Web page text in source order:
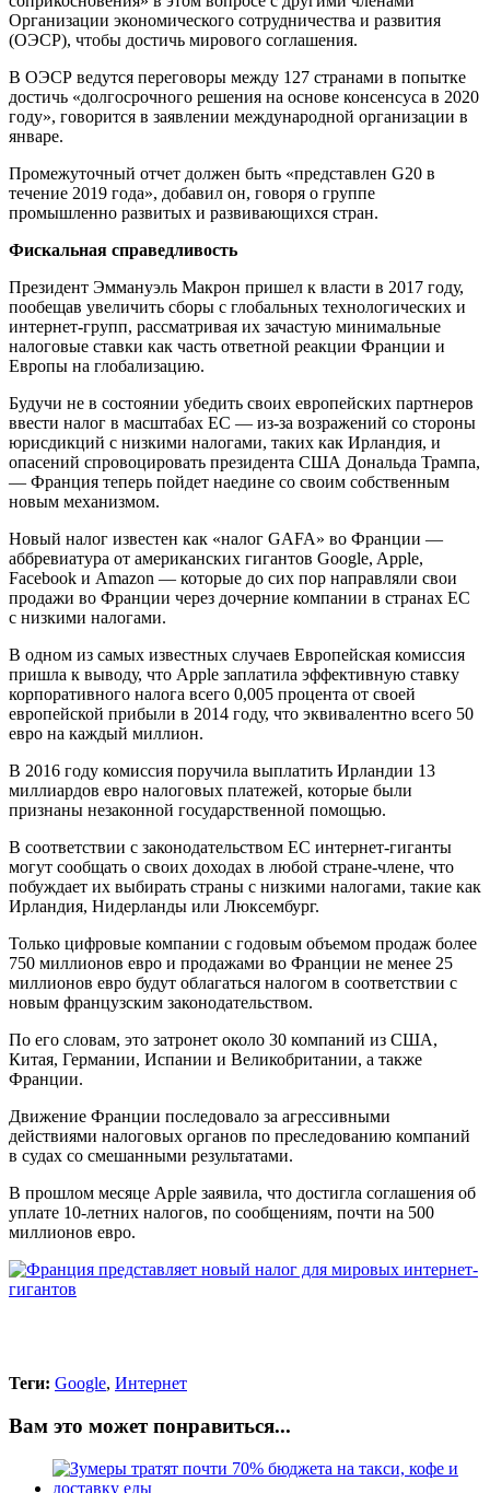
Организации экономического сотрудничества и развития
(ОЭСР), чтобы достичь мирового соглашения.
В ОЭСР ведутся переговоры между 127 странами в попытке
достичь «долгосрочного решения на основе консенсуса в 2020
году», говорится в заявлении международной организации в
январе.
Промежуточный отчет должен быть «представлен G20 в
течение 2019 года», добавил он, говоря о группе
промышленно развитых и развивающихся стран.
Фискальная справедливость
Президент Эммануэль Макрон пришел к власти в 2017 году,
пообещав увеличить сборы с глобальных технологических и
интернет-групп, рассматривая их зачастую минимальные
налоговые ставки как часть ответной реакции Франции и
Европы на глобализацию.
Будучи не в состоянии убедить своих европейских партнеров
ввести налог в масштабах ЕС — из-за возражений со стороны
юрисдикций с низкими налогами, таких как Ирландия, и
опасений спровоцировать президента США Дональда Трампа,
— Франция теперь пойдет наедине со своим собственным
новым механизмом.
Новый налог известен как «налог GAFA» во Франции —
аббревиатура от американских гигантов Google, Apple,
Facebook и Amazon — которые до сих пор направляли свои
продажи во Франции через дочерние компании в странах ЕС
с низкими налогами.
В одном из самых известных случаев Европейская комиссия
пришла к выводу, что Apple заплатила эффективную ставку
корпоративного налога всего 0,005 процента от своей
европейской прибыли в 2014 году, что эквивалентно всего 50
евро на каждый миллион.
В 2016 году комиссия поручила выплатить Ирландии 13
миллиардов евро налоговых платежей, которые были
признаны незаконной государственной помощью.
В соответствии с законодательством ЕС интернет-гиганты
могут сообщать о своих доходах в любой стране-члене, что
побуждает их выбирать страны с низкими налогами, такие как
Ирландия, Нидерланды или Люксембург.
Только цифровые компании с годовым объемом продаж более
750 миллионов евро и продажами во Франции не менее 25
миллионов евро будут облагаться налогом в соответствии с
новым французским законодательством.
По его словам, это затронет около 30 компаний из США,
Китая, Германии, Испании и Великобритании, а также
Франции.
Движение Франции последовало за агрессивными
действиями налоговых органов по преследованию компаний
в судах со смешанными результатами.
В прошлом месяце Apple заявила, что достигла соглашения об
уплате 10-летних налогов, по сообщениям, почти на 500
миллионов евро.
Теги: Google, Интернет
Вам это может понравиться...